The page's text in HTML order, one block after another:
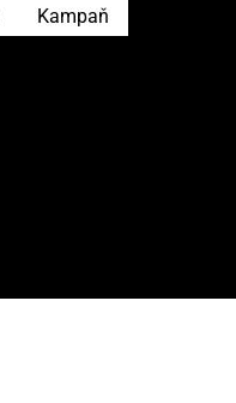
Kampaň